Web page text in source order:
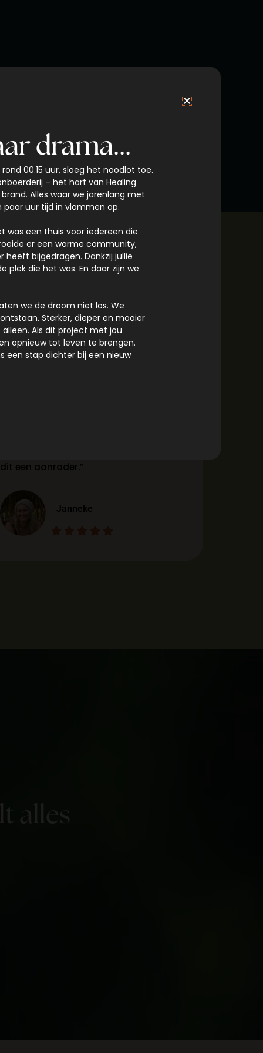
”Healing Eden biedt een fijne plek om te
ontsnappen aan de dagelijkse drukte
en meer te leren over duurzame
voedselproductie. Alles is erop gericht
dit een aanrader.”
Janneke
alles
drama...
00.15 uur, sloeg het noodlot toe.
– het hart van Healing
Alles waar we jarenlang met
uur tijd in vlammen op.
was een thuis voor iedereen die
er een warme community,
heeft bijgedragen. Dankzij jullie
plek die het was. En daar zijn we
we de droom niet los. We
Sterker, dieper en mooier
alleen.Als dit project met jou
opnieuw tot leven te brengen.
een stap dichter bij een nieuw